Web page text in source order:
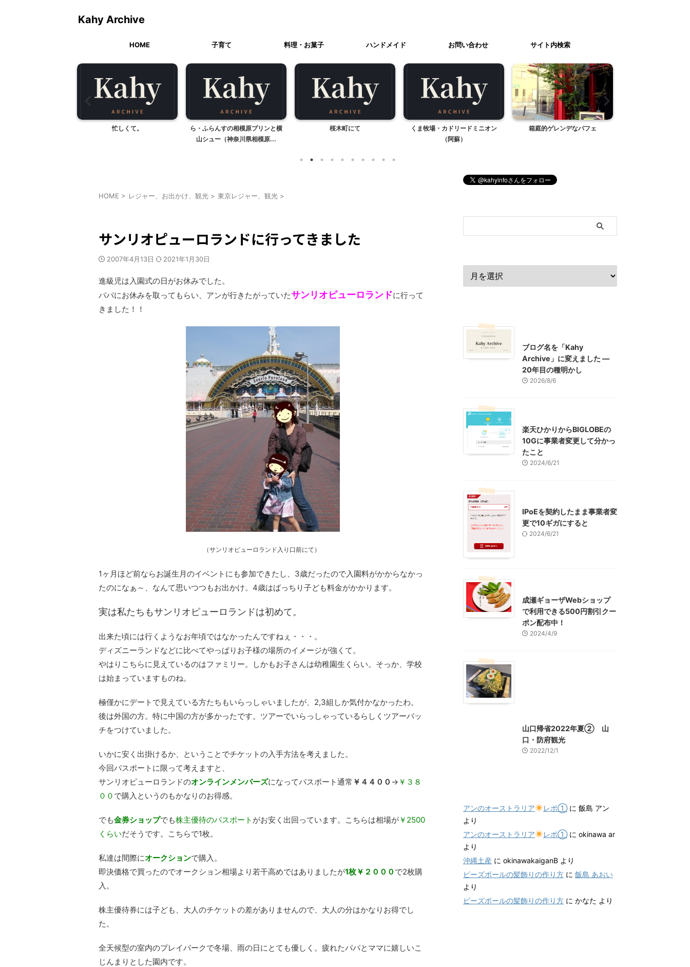
Kahy Archive
HOME 子育て 料理・お菓子 ハンドメイド お問い合わせ サイト内検索
ら・ふらんすの相模原プリンと横
桜木町にて
くま牧場・カドリードミニオン
箱庭的ゲレンデなパフェ 友チョコ
HOME > レジャー、お出かけ、観光 > 東京レジャー、観光 >
サンリオピューロランドに行ってきました
2007年4月13日 2021年1月30日
進級児は入園式の日がお休みでした。
パパにお休みを取ってもらい、アンが行きたがっていたサンリオピューロランドに行って
きました！！
（サンリオピューロランド入り口前にて）
1ヶ月ほど前ならお誕生月のイベントにも参加できたし、3歳だったので入園料がかからなかっ
たのになぁ～、なんて思いつつもお出かけ。4歳はばっちり子ども料金がかかります。
実は私たちもサンリオピューロランドは初めて。
出来た頃には行くようなお年頃ではなかったんですねぇ・・・。
ディズニーランドなどに比べてやっぱりお子様の場所のイメージが強くて。
やはりこちらに見えているのはファミリー。しかもお子さんは幼稚園生くらい。そっか、学校
は始まっていますものね。
極僅かにデートで見えている方たちもいらっしゃいましたが、2,3組しか気付かなかったわ。
後は外国の方。特に中国の方が多かったです。ツアーでいらっしゃっているらしくツアーバッ
チをつけていました。
いかに安く出掛けるか、ということでチケットの入手方法を考えました。
今回パスポートに限って考えますと、
サンリオピューロランドのオンラインメンバーズになってパスポート通常 ￥４４００ → ￥３８
００ で購入というのもかなりのお得感。
でも金券ショップでも株主優待のパスポート がお安く出回っています。こちらは相場が ￥2500
くらいだそうです。こちらで1枚。
私達は間際にオークションで購入。
即決価格で買ったのでオークション相場より若干高めではありましたが1枚￥２０００ で2枚購
入。
株主優待券には子ども、大人のチケットの差がありませんので、大人の分はかなりお得でし
た。
全天候型の室内のプレイパークで冬場、雨の日にとても優しく。疲れたパパとママに嬉しいこ
じんまりとした園内です。
ブログ名を「Kahy
Archive」に変えました ―
20年目の種明かし
2026/8/6
楽天ひかりからBIGLOBEの
10Gに事業者変更して分かっ
たこと
2024/6/21
IPoEを契約したまま事業者変
更で10ギガにすると
2024/6/21
成瀬ギョーザWebショップ
で利用できる500円割引クー
ポン配布中！
2024/4/9
山口帰省2022年夏② 山
口・防府観光
2022/12/1
アンのオーストラリア レポ①に 飯島 アン
より
アンのオーストラリア
レポ①に okinawa ar
より
沖縄土産 に okinawakaiganB より
ビーズボールの髪飾りの作り方 に 飯島 あおい
より
ビーズボールの髪飾りの作り方 に かなた より